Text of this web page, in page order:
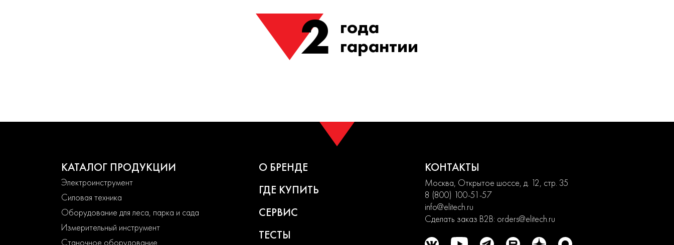
2 года
гарантии
КАТАЛОГ ПРОДУКЦИИ
Электроинструмент
Силовая техника
Оборудование для леса, парка и сада
Измерительный инструмент
Станочное оборудование
О БРЕНДЕ
ГДЕ КУПИТЬ
СЕРВИС
ТЕСТЫ
КОНТАКТЫ
Москва, Открытое шоссе, д. 12, стр. 35
8 (800) 100-51-57
info@elitech.ru
Сделать заказ B2B: orders@elitech.ru